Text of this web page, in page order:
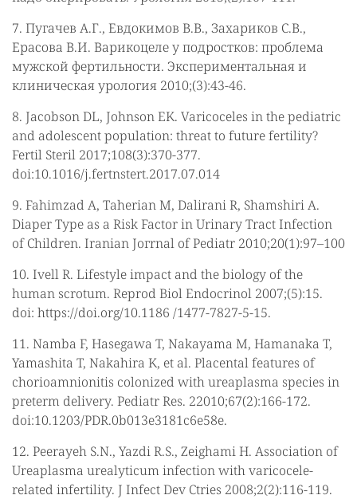
7. Пугачев А.Г., Евдокимов В.В., Захариков С.В.,
Ерасова В.И. Варикоцеле у подростков: проблема
мужской фертильности. Экспериментальная и
клиническая урология 2010;(3):43-46.
8. Jacobson DL, Johnson EK. Varicoceles in the pediatric
and adolescent population: threat to future fertility?
Fertil Steril 2017;108(3):370-377.
doi:10.1016/j.fertnstert.2017.07.014
9. Fahimzad A, Taherian M, Dalirani R, Shamshiri A.
Diaper Type as a Risk Factor in Urinary Tract Infection
of Children. Iranian Joгrnal of Pediatr 2010;20(1):97–100
10. Ivell R. Lifestyle impact and the biology of the
human scrotum. Reprod Biol Endocrinol 2007;(5):15.
doi: https://doi.org/10.1186 /1477-7827-5-15.
11. Namba F, Hasegawa T, Nakayama M, Hamanaka T,
Yamashita T, Nakahira K, et al. Placental features of
chorioamnionitis colonized with ureaplasma species in
preterm delivery. Pediatr Res. 22010;67(2):166-172.
doi:10.1203/PDR.0b013e3181c6e58e.
12. Peerayeh S.N., Yazdi R.S., Zeighami H. Association of
Ureaplasma urealyticum infection with varicocele-
related infertility. J Infect Dev Ctries 2008;2(2):116-119.